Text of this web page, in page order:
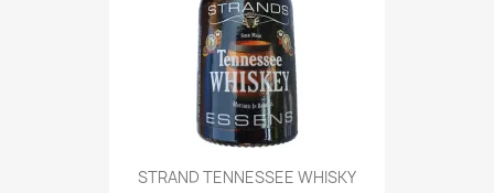
STRAND TENNESSEE WHISKY